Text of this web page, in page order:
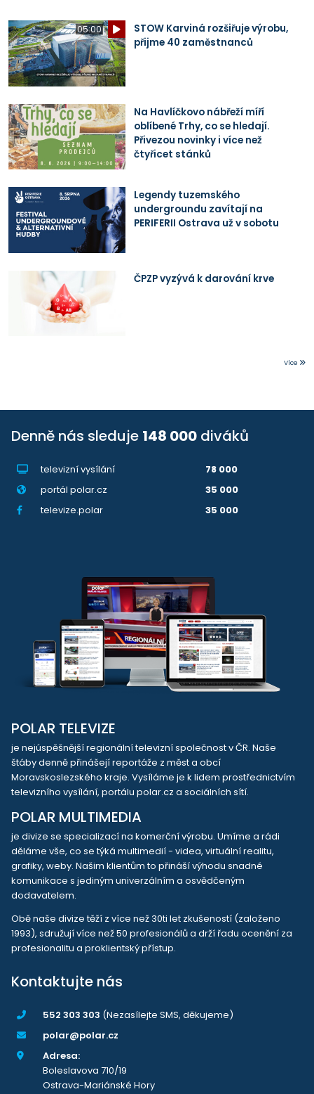
05:00
STOW Karviná rozšiřuje výrobu,
přijme 40 zaměstnanců
Na Havlíčkovo nábřeží míří
oblíbené Trhy, co se hledají.
Přivezou novinky i více než
čtyřicet stánků
Legendy tuzemského
undergroundu zavítají na
PERIFERII Ostrava už v sobotu
ČPZP vyzývá k darování krve
Více
Denně nás sleduje 148 000 diváků
televizní vysílání
78 000
portál polar.cz
35 000
televize.polar
35 000
POLAR TELEVIZE
je nejúspěšnější regionální televizní společnost v ČR. Naše
štáby denně přinášejí reportáže z měst a obcí
Moravskoslezského kraje. Vysíláme je k lidem prostřednictvím
televizního vysílání, portálu polar.cz a sociálních sítí.
POLAR MULTIMEDIA
je divize se specializací na komerční výrobu. Umíme a rádi
děláme vše, co se týká multimedií - videa, virtuální realitu,
grafiky, weby. Našim klientům to přináší výhodu snadné
komunikace s jediným univerzálním a osvědčeným
dodavatelem.
Obě naše divize těží z více než 30ti let zkušeností (založeno
1993), sdružují více než 50 profesionálů a drží řadu ocenění za
profesionalitu a proklientský přístup.
Kontaktujte nás
552 303 303 (Nezasílejte SMS, děkujeme)
polar@polar.cz
Adresa:
Boleslavova 710/19
Ostrava-Mariánské Hory